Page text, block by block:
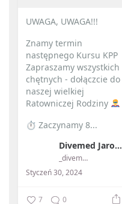
UWAGA, UWAGA!!!
Znamy termin
następnego Kursu KPP
Zapraszamy wszystkich
chętnych - dołączcie do
naszej wielkiej
Ratowniczej Rodziny
⏱ Zaczynamy 8...
Divemed Jarosław Przybylski
_divemed_
Styczeń 30, 2024
7 0